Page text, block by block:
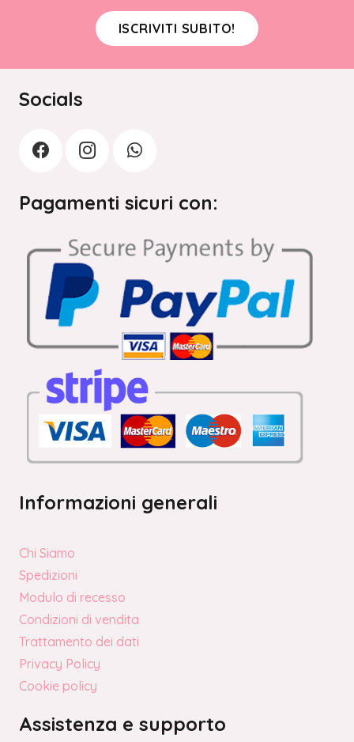
ISCRIVITI SUBITO!
Socials
Pagamenti sicuri con:
Informazioni generali
Chi Siamo
Spedizioni
Modulo di recesso
Condizioni di vendita
Trattamento dei dati
Privacy Policy
Cookie policy
Assistenza e supporto